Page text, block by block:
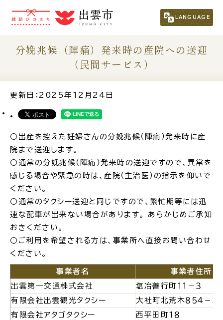
LANGUAGE
市民の方 （くらし・行政・議会）
事業者の方
外国人の方へ
新着情報一覧
ふるさと納税
分娩兆候（陣痛）発来時の産院への送迎
（民間サービス）
更新日：2025年12月24日
○出産を控えた妊婦さんの分娩兆候（陣痛）発来時に産
院まで送迎します。
○通常の分娩兆候（陣痛）発来時の送迎ですので、異常を
感じる場合や緊急の時は、産院（主治医）の指示を仰いで
ください。
○通常のタクシー送迎と同じですので、繁忙期等には迅
速な配車が出来ない場合があります。 あらかじめご承知
おきください。
○ご利用を希望される方は、事業所へ直接お問い合わせ
ください。
事業者名
事業者住所
出雲第一交通株式会社
塩冶善行町１１－３
有限会社出雲観光タクシー
大社町北荒木８５４－３
有限会社アタゴタクシー
西平田町１８